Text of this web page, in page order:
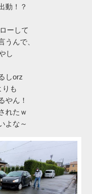
動！？
ーして
うんで、
し
しorz
りも
やん！
れたｗ
よな～